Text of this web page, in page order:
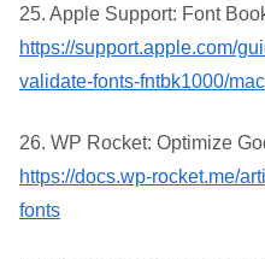
25. Apple Support: Font
https://support.apple.com/
validate-fonts-fntbk1000/mac
26. WP Rocket: Optimize
https://docs.wp-rocket.me/
fonts